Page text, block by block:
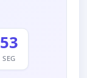
52
SEG